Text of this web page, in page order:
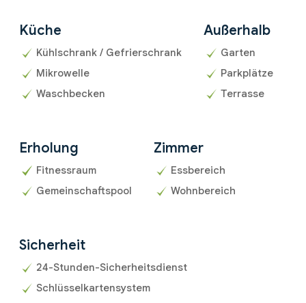
Küche
Kühlschrank / Gefrierschrank
Mikrowelle
Waschbecken
Außerhalb
Garten
Parkplätze
Terrasse
Erholung
Fitnessraum
Gemeinschaftspool
Zimmer
Essbereich
Wohnbereich
Sicherheit
24-Stunden-Sicherheitsdienst
Schlüsselkartensystem